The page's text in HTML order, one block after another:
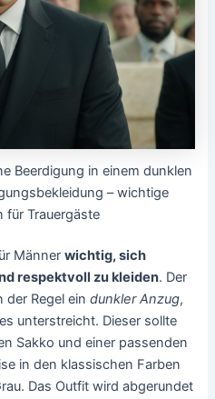
Beerdigung in einem dunklen
– wichtige
für Trauergäste
Männerwichtig, sich
respektvoll zu kleiden. Der
der Regel eindunkler Anzug,
unterstreicht. Dieser sollte
Sakko und einer passenden
in den klassischen Farben
Das Outfit wird abgerundet